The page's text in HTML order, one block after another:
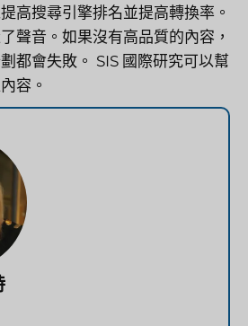
高搜尋引擎排名並提高轉換率。
聲音。如果沒有高品質的內容，
都會失敗。 SIS 國際研究可以幫
容。